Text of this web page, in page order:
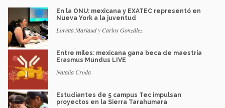
En la ONU: mexicana y EXATEC representó en
Nueva York a la juventud
Loretta Mariaud y Carlos González
Entre miles: mexicana gana beca de maestría
Erasmus Mundus LIVE
Natalia Croda
Estudiantes de 5 campus Tec impulsan
proyectos en la Sierra Tarahumara